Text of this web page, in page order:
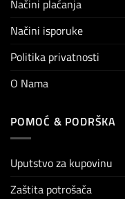
Načini plaćanja
Načini isporuke
Politika privatnosti
O Nama
POMOĆ & PODRŠKA
Uputstvo za kupovinu
Zaštita potrošača